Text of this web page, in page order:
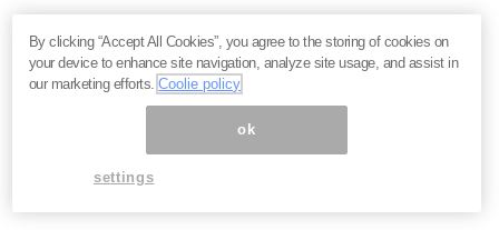
By clicking “Accept All Cookies”, you agree to the storing of cookies on
your device to enhance site navigation, analyze site usage, and assist in
our marketing efforts.Coolie policy
ok
settings